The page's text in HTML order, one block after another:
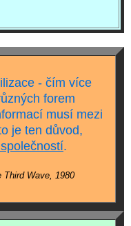
- čím více
forem
musí mezi
je ten důvod,
.
Wave, 1980